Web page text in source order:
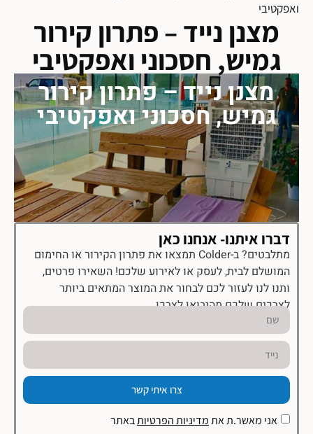
דברו איתנו- אנחנו כאן
מתלבטים? ב-Colder תמצאו את פתרון הקירור או החימום
המושלם לבית, לעסק או לאירוע שלכם! השאירו פרטים,
ותנו לנו לעזור לכם לבחור את המוצר המתאים ביותר
לצרכים שלכם מהיבואן לצרכן.
אני מאשר.ת אתמדיניות הפרטיותבאתר
צרו איתי קשר
מצנן נייד – פתרון קירור
גמיש, חסכוני ואפקטיבי
מצנן נייד – פתרון קירור
גמיש, חסכוני ואפקטיבי
ואפקטיבי